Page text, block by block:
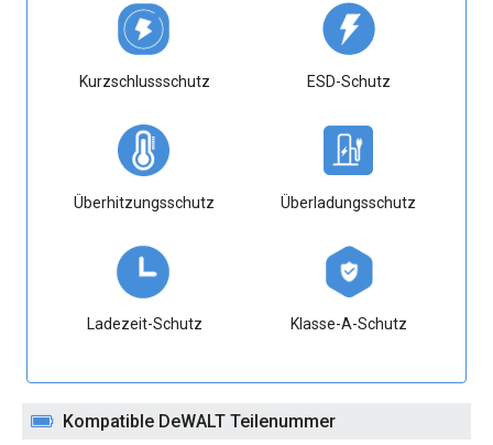
Kurzschlussschutz ESD-Schutz
Überhitzungsschutz Überladungsschutz
Ladezeit-Schutz Klasse-A-Schutz
Kompatible DeWALT Teilenummer